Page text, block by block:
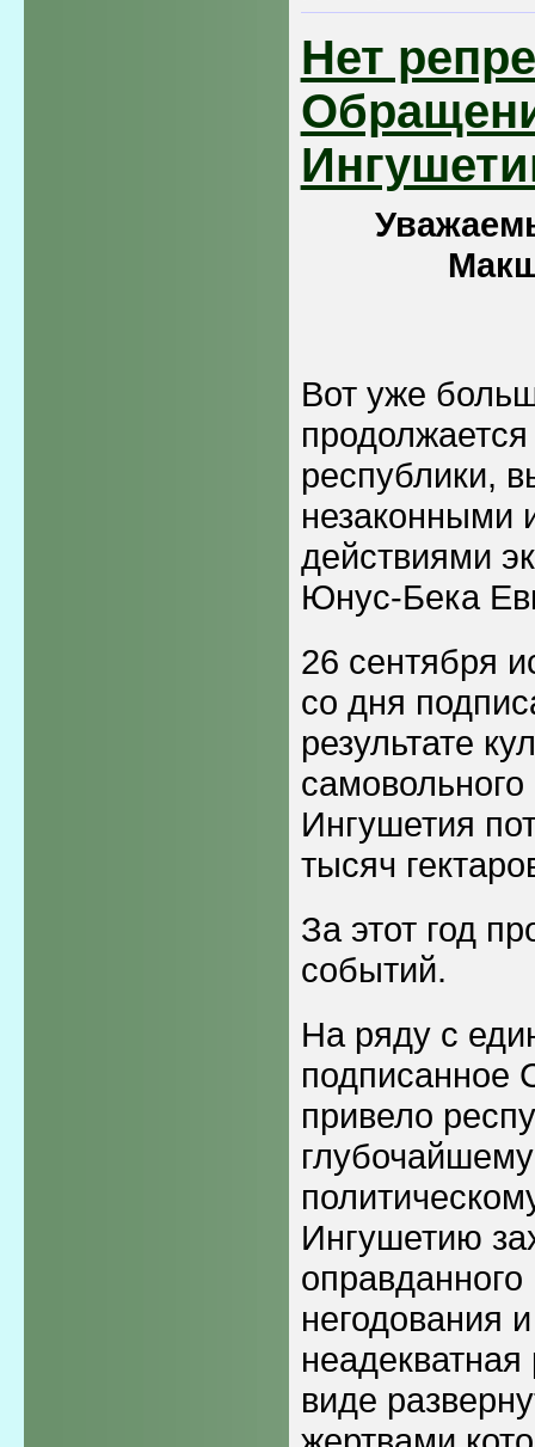
Нет
Вот уже
республики,
незаконными
действиями
Юнус-Бека
26 сентября
со дня
результате
Ингушетия
тысяч
За этот год
событий.
На ряду с
подписанное
привело
Ингушетию
оправданного
негодования
виде